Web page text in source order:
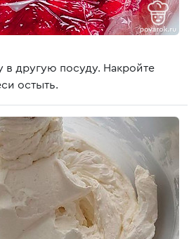
в другую посуду. Накройте
остыть.